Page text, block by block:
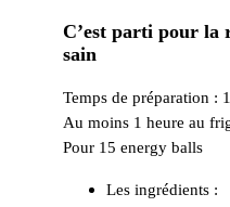
C’est parti pour la
sain
Temps de préparation :
Au moins 1 heure au
Pour 15 energy balls